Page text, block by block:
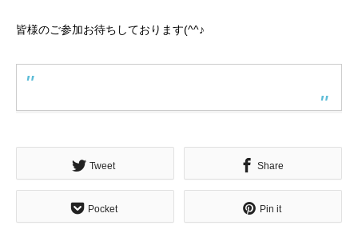
皆様のご参加お待ちしております(^^♪
Tweet Share
Pocket Pin it